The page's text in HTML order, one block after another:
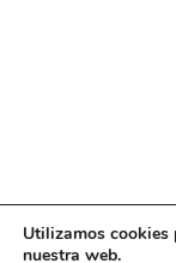
© 2026
Utilizamos cookies
nuestra web.